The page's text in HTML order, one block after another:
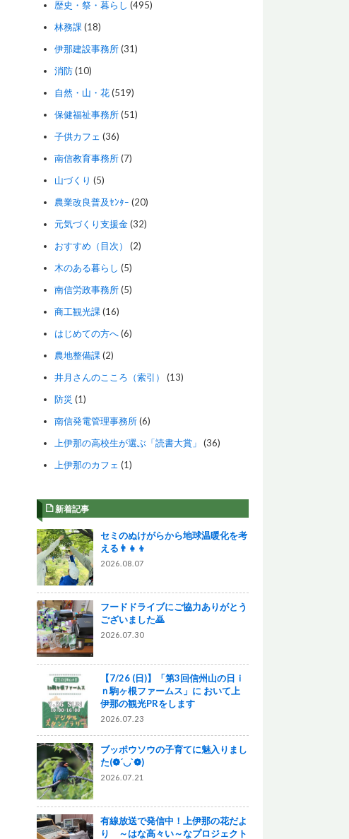
歴史・祭・暮らし (495)
林務課 (18)
伊那建設事務所(31)
消防(10)
自然・山・花(519)
保健福祉事務所(51)
子供カフェ (36)
南信教育事務所(7)
山づくり (5)
農業改良普及ｾﾝﾀｰ (20)
元気づくり支援金(32)
おすすめ（目次）
(2)
木のある暮らし (5)
南信労政事務所(5)
商工観光課 (16)
はじめての方へ(6)
農地整備課 (2)
井月さんのこころ（索引）
(13)
防災 (1)
南信発電管理事務所(6)
上伊那の高校生が選ぶ「読書大賞」
(36)
上伊那のカフェ (1)
新着記事
セミのぬけがらから地球温暖化を考
える👨‍👧‍👦
2026.08.07
フードドライブにご協力ありがとう
ございました🙇
2026.07.30
【7/26 (日)】「第3回信州山の日ｉ
ｎ駒ヶ根ファームス」に おいて上
伊那の観光PRをします
2026.07.23
ブッポウソウの子育てに魅入りまし
た(❁´◡`❁)
2026.07.21
有線放送で発信中！上伊那の花だよ
り ～はな高々い～なプロジェクト